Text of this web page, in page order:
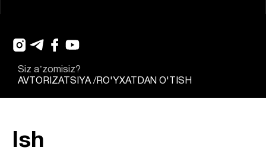
Siz aʼzomisiz?
AVTORIZATSIYA/ RO'YXATDAN O'TISH
Ish